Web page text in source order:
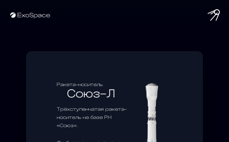
Ракета-носитель
Союз-Л
Трёхступенчатая ракета-
носитель на базе РН
«Союз».